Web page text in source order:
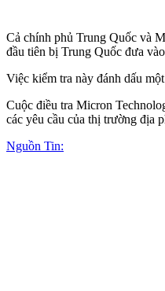
Cả chính phủ Trung Quốc và
đầu tiên bị Trung Quốc đưa
Việc kiểm tra này đánh dấu
Cuộc điều tra Micron
các yêu cầu của thị trường địa
Nguồn Tin: